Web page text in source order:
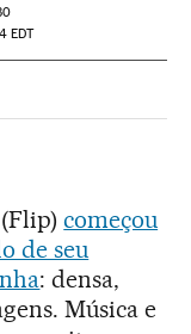
EDT
(Flip)começou
de seu
: densa,
Música e